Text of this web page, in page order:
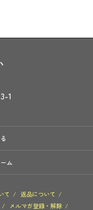
1
ム
て / 返品について /
/ メルマガ登録・解除 /